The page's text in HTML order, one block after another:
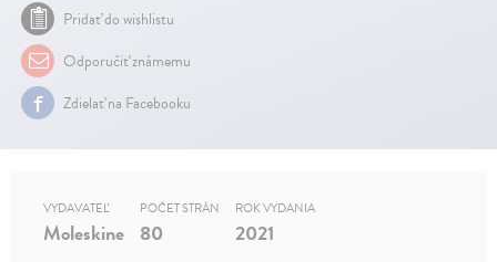
Pridať do wishlistu
Odporučiť známemu
Zdielať na Facebooku
VYDAVATEĽ
Moleskine
POČET STRÁN
80
ROK VYDANIA
2021